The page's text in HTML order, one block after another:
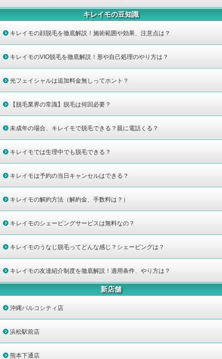
キレイモの豆知識
キレイモの顔脱毛を徹底解説！施術範囲や効果、注意点は？
キレイモのVIO脱毛を徹底解説！形や自己処理のやり方は？
光フェイシャルは追加料金無しってホント？
【脱毛業界の常識】脱毛は何回必要？
未成年の場合、キレイモで脱毛できる？親に電話くる？
キレイモでは生理中でも脱毛できる？
キレイモは予約の当日キャンセルはできる？
キレイモの解約方法（解約金、手数料は？）
キレイモのシェービングサービスは無料なの？
キレイモのうなじ脱毛ってどんな感じ？シェービングは？
キレイモの友達紹介制度を徹底解説！適用条件、やり方は？
新店舗
沖縄パルコシティ店
浜松駅前店
熊本下通店